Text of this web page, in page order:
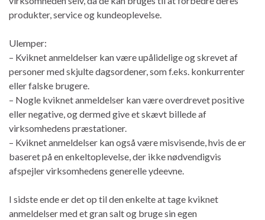
produkter, service og kundeoplevelse.
Ulemper:
– Kviknet anmeldelser kan være upålidelige og skrevet af
personer med skjulte dagsordener, som f.eks. konkurrenter
eller falske brugere.
– Nogle kviknet anmeldelser kan være overdrevet positive
eller negative, og dermed give et skævt billede af
virksomhedens præstationer.
– Kviknet anmeldelser kan også være misvisende, hvis de er
baseret på en enkeltoplevelse, der ikke nødvendigvis
afspejler virksomhedens generelle ydeevne.
I sidste ende er det op til den enkelte at tage kviknet
anmeldelser med et gran salt og bruge sin egen